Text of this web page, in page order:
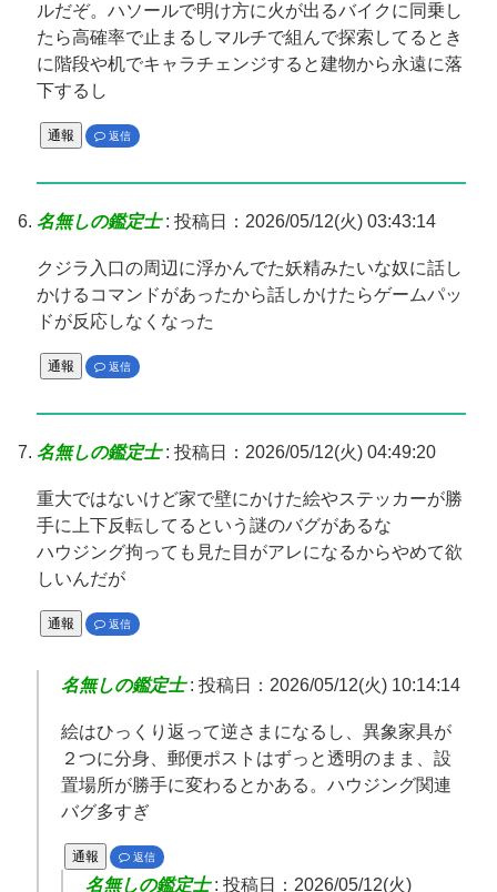
ルだぞ。ハソールで明け方に火が出るバイクに同乗し
たら高確率で止まるしマルチで組んで探索してるとき
に階段や机でキャラチェンジすると建物から永遠に落
下するし
通報 返信
名無しの鑑定士: 投稿日：2026/05/12(火) 03:43:14
クジラ入口の周辺に浮かんでた妖精みたいな奴に話し
かけるコマンドがあったから話しかけたらゲームパッ
ドが反応しなくなった
通報 返信
名無しの鑑定士: 投稿日：2026/05/12(火) 04:49:20
重大ではないけど家で壁にかけた絵やステッカーが勝
手に上下反転してるという謎のバグがあるな
ハウジング拘っても見た目がアレになるからやめて欲
しいんだが
通報 返信
名無しの鑑定士: 投稿日：2026/05/12(火) 10:14:14
絵はひっくり返って逆さまになるし、異象家具が
２つに分身、郵便ポストはずっと透明のまま、設
置場所が勝手に変わるとかある。ハウジング関連
バグ多すぎ
通報 返信
名無しの鑑定士: 投稿日：2026/05/12(火)